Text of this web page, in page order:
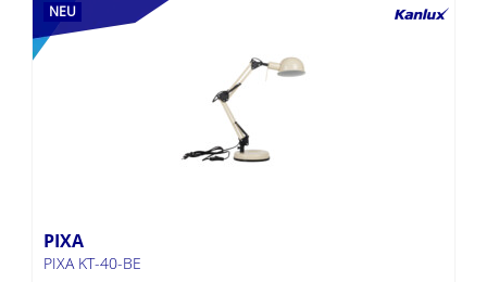
NEU
PIXA
PIXA KT-40-BE